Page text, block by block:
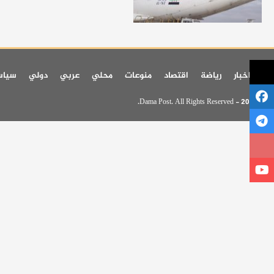
اخر اخبار رياضة اقتصاد منوعات محلي عربي دولي
© 2026 - Dama Post. All Rights Reserved.